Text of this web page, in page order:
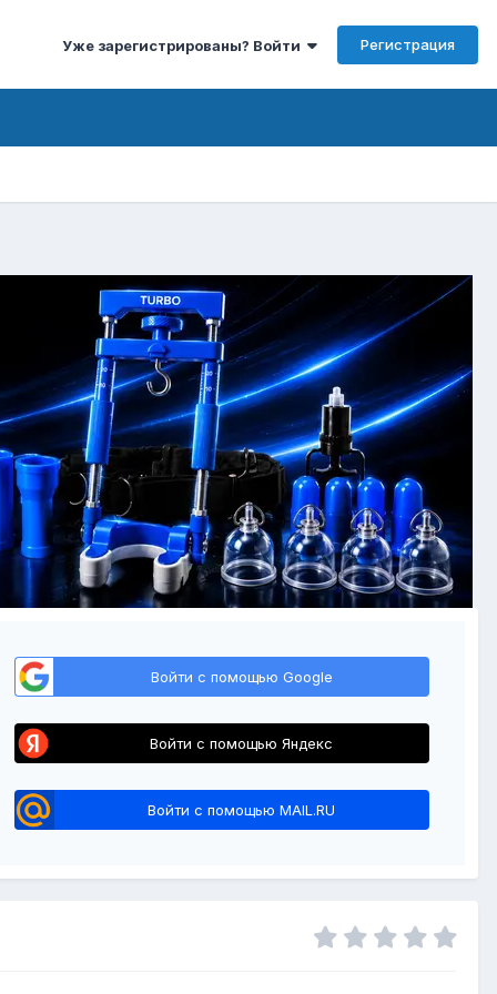
Уже зарегистрированы? Войти Регистрация
Войти с помощью Google
Войти с помощью Яндекс
Войти с помощью MAIL.RU